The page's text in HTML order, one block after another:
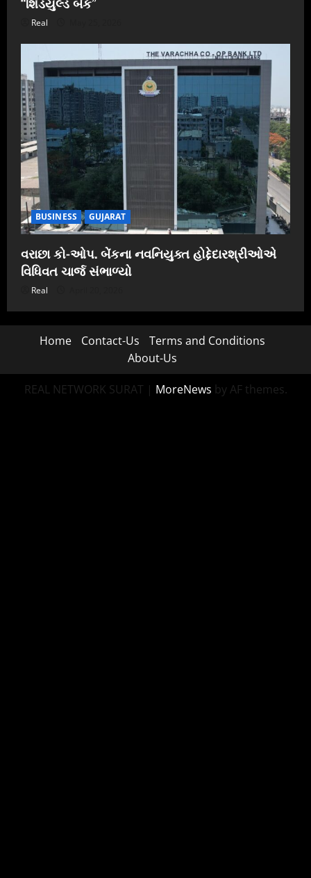
Real
BUSINESS GUJARAT
વરાછા કો-ઓપ. બેંકના નવનિયુક્ત હોદ્દેદારશ્રીઓએ
વિધિવત ચાર્જ સંભાળ્યો
Real
Home Contact-Us
Terms and Conditions
About-Us
REAL NETWORK SURAT | MoreNews by AF themes.